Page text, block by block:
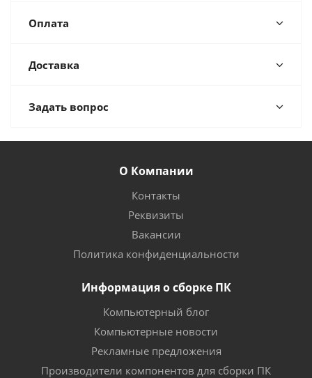
Оплата
Доставка
Задать вопрос
О Компании
Контакты
Реквизиты
Вакансии
Политика конфиденциальности
Информация о сборке ПК
Компьютерный блог
Компьютерные новости
Рекламные предложения
Производители компонентов для сборки ПК